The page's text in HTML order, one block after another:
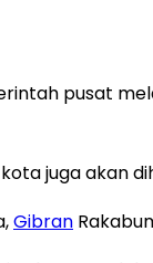
pusat
juga akan
Gibran